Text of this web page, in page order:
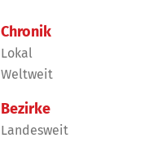
Chronik
Lokal
Weltweit
Bezirke
Landesweit